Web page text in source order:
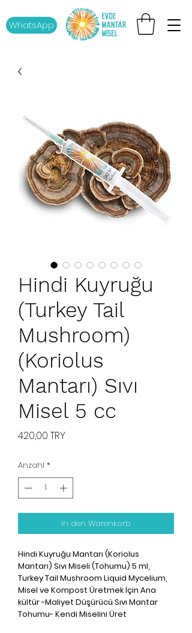
WhatsApp
Hindi Kuyruğu
(Turkey Tail
Mushroom)
(Koriolus
Mantarı) Sıvı
Misel 5 cc
420,00 TRYPreis
Anzahl *
In den Warenkorb
Hindi Kuyruğu Mantarı (Koriolus
Mantarı) Sıvı Miseli (Tohumu) 5 ml,
Turkey Tail Mushroom Liquid Mycelium,
Misel ve Kompost Üretmek İçin Ana
kültür -Maliyet Düşürücü Sıvı Mantar
Tohumu- Kendi Miselini Üret